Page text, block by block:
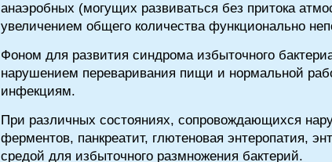
анаэробных (могущих развиваться без притока
увеличением общего количества функционально
Фоном для развития синдрома избыточного
нарушением переваривания пищи и нормальной
инфекциям.
При различных состояниях, сопровождающихся
ферментов, панкреатит, глютеновая энтеропатия,
средой для избыточного размножения бактерий.